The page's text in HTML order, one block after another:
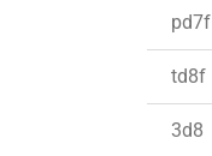
pd7f
td8f
3d8